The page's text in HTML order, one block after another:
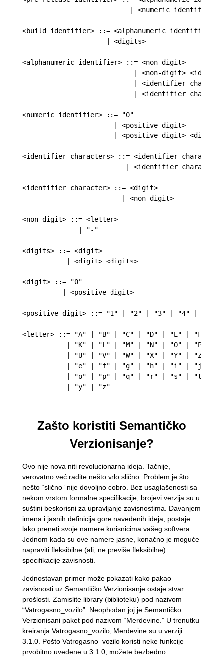
                           | <numeric identifier>
<build identifier> ::= <alphanumeric identifier>
                     | <digits>
<alphanumeric identifier> ::= <non-digit>
| <non-digit>
| <identifier
| <identifier
<numeric identifier> ::= "0"
                       | <positive digit>
                       | <positive digit> <digits>
<identifier characters> ::= <identifier character>
| <identifier
<identifier character> ::= <digit>
                         | <non-digit>
<non-digit> ::= <letter>
              | "-"
<digits> ::= <digit>
           | <digit> <digits>
<digit> ::= "0"
          | <positive digit>
<positive digit> ::= "1" | "2" | "3" | "4" | "5"
<letter> ::= "A" | "B" | "C" | "D" | "E" | "F" |
| "K" | "L" | "M" | "N" | "O" | "P" |
| "U" | "V" | "W" | "X" | "Y" | "Z" |
| "e" | "f" | "g" | "h" | "i" | "j" |
| "o" | "p" | "q" | "r" | "s" | "t" |
Zašto koristiti Semantičko
Verzionisanje?
Ovo nije nova niti revolucionarna ideja. Tačnije,
verovatno već radite nešto vrlo slično. Problem je što
nešto “slično” nije dovoljno dobro. Bez usaglašenosti sa
nekom vrstom formalne specifikacije, brojevi verzija su u
suštini beskorisni za upravljanje zavisnostima. Davanjem
imena i jasnih definicija gore navedenih ideja, postaje
lako preneti svoje namere korisnicima vašeg softvera.
Jednom kada su ove namere jasne, konačno je moguće
napraviti fleksibilne (ali, ne previše fleksibilne)
specifikacije zavisnosti.
Jednostavan primer može pokazati kako pakao
zavisnosti uz Semantičko Verzionisanje ostaje stvar
prošlosti. Zamislite library (biblioteku) pod nazivom
“Vatrogasno_vozilo”. Neophodan joj je Semantičko
Verzionisani paket pod nazivom “Merdevine.” U trenutku
kreiranja Vatrogasno_vozilo, Merdevine su u verziji
3.1.0. Pošto Vatrogasno_vozilo koristi neke funkcije
prvobitno uvedene u 3.1.0, možete bezbedno